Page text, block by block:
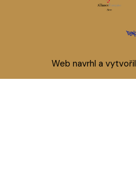
Web navrhl a vytvořil